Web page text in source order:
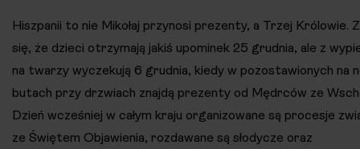
Hiszpanii to nie Mikołaj przynosi prezenty, a Trzej Królowie.
się, że dzieci otrzymają jakiś upominek 25 grudnia, ale z
na twarzy wyczekują 6 grudnia, kiedy w pozostawionych na
butach przy drzwiach znajdą prezenty od Mędrców ze
Dzień wcześniej w całym kraju organizowane są procesje
ze Świętem Objawienia, rozdawane są słodycze oraz